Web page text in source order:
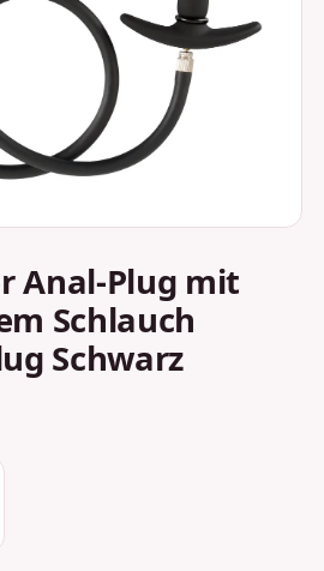
Anal-Plug mit
Schlauch
Schwarz